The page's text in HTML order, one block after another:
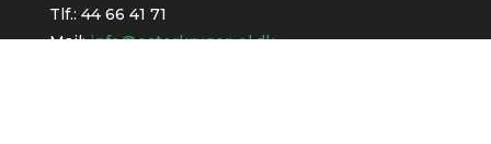
Tlf.: 44 66 41 71
Mail:info@osterkruger-el.dk